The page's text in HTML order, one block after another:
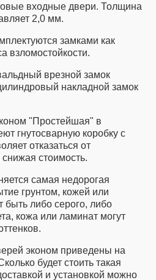
входные двери. Толщина
2,0 мм.
замками как
взломостойкости.
врезной замок
накладной замок
"Простейшая" в
гнутосварную коробку с
отказаться от
стоимость.
самая недорогая
грунтом, кожей или
быть либо серого, либо
кожа или ламинат могут
эконом приведены на
будет стоить такая
и установкой можно